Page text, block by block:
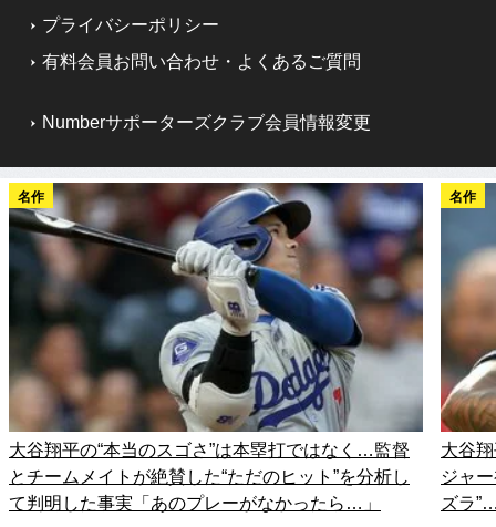
プライバシーポリシー
有料会員お問い合わせ・よくあるご質問
Numberサポーターズクラブ会員情報変更
名作
大谷翔平の“本当のスゴさ”は本塁打ではなく…監督
とチームメイトが絶賛した“ただのヒット”を分析し
て判明した事実「あのプレーがなかったら…」
名作
大谷
ジャ
ズラ